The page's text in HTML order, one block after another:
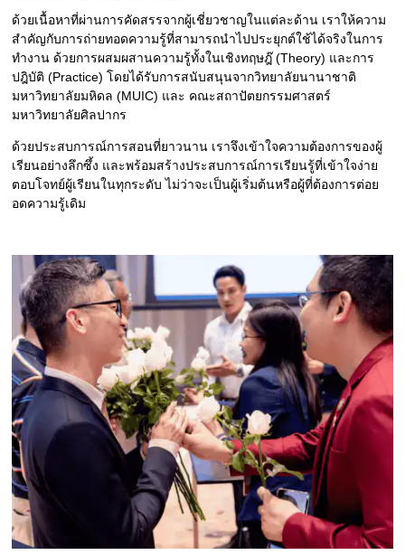
ด้วยเนื้อหาที่ผ่านการคัดสรรจากผู้เชี่ยวชาญในแต่ละด้าน เราให้ความ
สำคัญกับการถ่ายทอดความรู้ที่สามารถนำไปประยุกต์ใช้ได้จริงในการ
ทำงาน ด้วยการผสมผสานความรู้ทั้งในเชิงทฤษฎ๊ (Theory) และการ
ปฎิบัติ (Practice) โดยได้รับการสนับสนุนจากวิทยาลัยนานาชาติ
มหาวิทยาลัยมหิดล (MUIC) และ คณะสถาปัตยกรรมศาสตร์
มหาวิทยาลัยศิลปากร
ด้วยประสบการณ์การสอนที่ยาวนาน เราจึงเข้าใจความต้องการของผู้
เรียนอย่างลึกซึ้ง และพร้อมสร้างประสบการณ์การเรียนรู้ที่เข้าใจง่าย
ตอบโจทย์ผู้เรียนในทุกระดับ ไม่ว่าจะเป็นผู้เริ่มต้นหรือผู้ที่ต้องการต่อย
อดความรู้เดิม